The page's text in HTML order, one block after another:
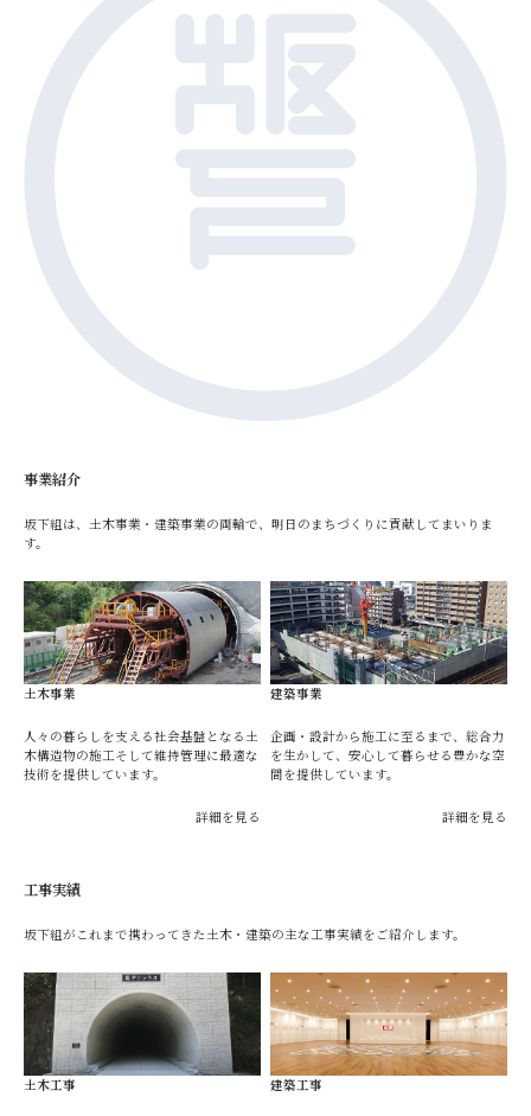
事業紹介
坂下組は、土木事業・建築事業の両輪で、明日のまちづくりに貢献してまいりま
す。
土木事業
人々の暮らしを支える社会基盤となる土
木構造物の施工そして維持管理に最適な
技術を提供しています。
詳細を見る
建築事業
企画・設計から施工に至るまで、総合力
を生かして、安心して暮らせる豊かな空
間を提供しています。
詳細を見る
工事実績
坂下組がこれまで携わってきた土木・建築の主な工事実績をご紹介します。
土木工事 建築工事